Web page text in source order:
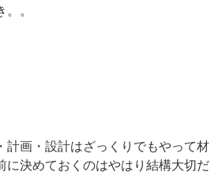
。
計画・設計はざっくりでもやって材
に決めておくのはやはり結構大切だ